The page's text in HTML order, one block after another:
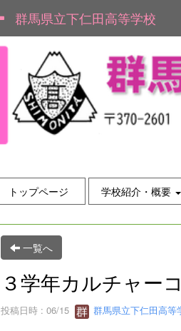
群馬県立下仁田高等学校
トップページ 学校紹介・概要
一覧へ
３学年カルチャ
投稿日時 : 06/15 群馬県立下仁田高等